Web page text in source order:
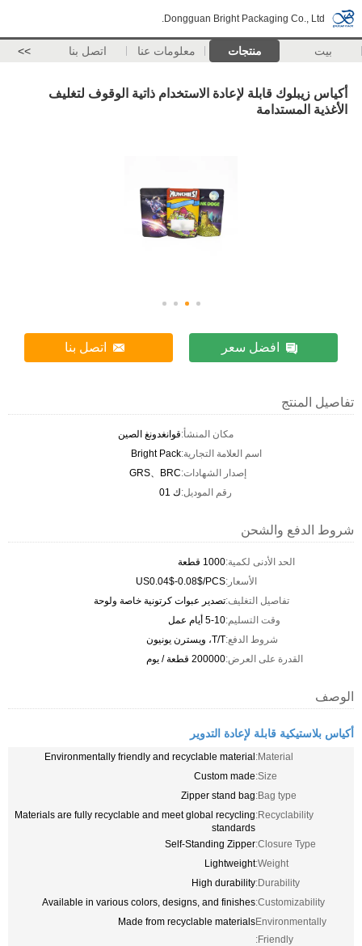
Dongguan Bright Packaging Co., Ltd.
بيت منتجات معلومات عنا اتصل بنا >>
أكياس زيبلوك قابلة لإعادة الاستخدام ذاتية الوقوف لتغليف
الأغذية المستدامة
افضل سعر اتصل بنا
تفاصيل المنتج
مكان المنشأ:قوانغدونغ الصين
اسم العلامة التجارية:Bright Pack
إصدار الشهادات:GRS、BRC
رقم الموديل:ك 01
شروط الدفع والشحن
الحد الأدنى لكمية:1000 قطعة
الأسعار:US0.04$-0.08$/PCS
تفاصيل التغليف:تصدير عبوات كرتونية خاصة ولوحة
وقت التسليم:5-10 أيام عمل
شروط الدفع:T/T، ويسترن يونيون
القدرة على العرض:200000 قطعة / يوم
الوصف
أكياس بلاستيكية قابلة لإعادة التدوير
Material:
Environmentally friendly and recyclable material
Size:
Custom made
Bag type:
Zipper stand bag
Recyclability:
Materials are fully recyclable and meet global recycling
standards
Closure Type:
Self-Standing Zipper
Weight:
Lightweight
Durability:
High durability
Customizability:
Available in various colors, designs, and finishes
Environmentally
Friendly:
Made from recyclable materials